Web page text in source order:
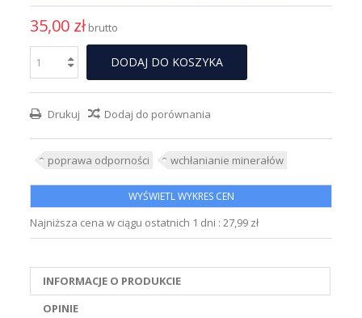
35,00 zł brutto
DODAJ DO KOSZYKA
Drukuj Dodaj do porównania
poprawa odporności wchłanianie minerałów
WYŚWIETL WYKRES CEN
Najniższa cena w ciągu ostatnich 1 dni : 27,99 zł
INFORMACJE O PRODUKCIE
OPINIE